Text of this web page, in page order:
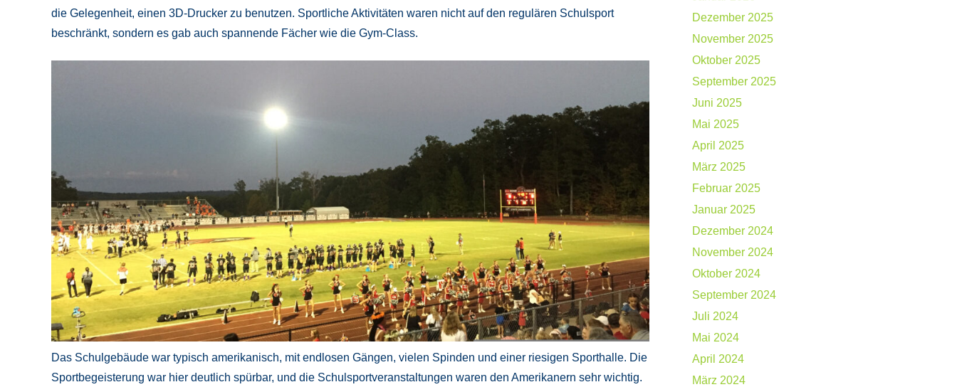
die Gelegenheit, einen 3D-Drucker zu benutzen. Sportliche Aktivitäten waren nicht auf den regulären Schulsport
beschränkt, sondern es gab auch spannende Fächer wie die Gym-Class.
Das Schulgebäude war typisch amerikanisch, mit endlosen Gängen, vielen Spinden und einer riesigen Sporthalle. Die
Sportbegeisterung war hier deutlich spürbar, und die Schulsportveranstaltungen waren den Amerikanern sehr wichtig.
Dezember 2025
November 2025
Oktober 2025
September 2025
Juni 2025
Mai 2025
April 2025
März 2025
Februar 2025
Januar 2025
Dezember 2024
November 2024
Oktober 2024
September 2024
Juli 2024
Mai 2024
April 2024
März 2024